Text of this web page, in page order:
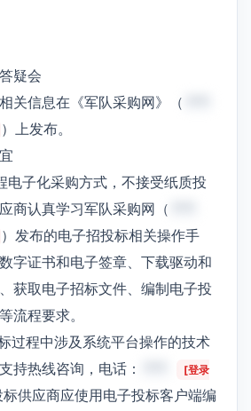
疑会
关信息在《军队采购网》（
）上发布。
电子化采购方式，不接受纸质投
商认真学习军队采购网（
）发布的电子招投标相关操作手
字证书和电子签章、下载驱动和
获取电子招标文件、编制电子投
流程要求。
过程中涉及系统平台操作的技术
持热线咨询，电话：
[登录
供应商应使用电子投标客户端编